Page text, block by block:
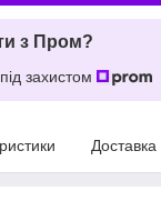
з Пром?
захистом
Доставка